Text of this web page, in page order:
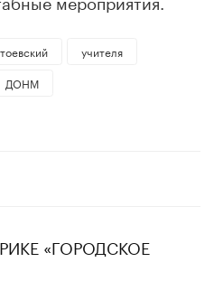
учителя
ДОНМ
«ГОРОДСКОЕ